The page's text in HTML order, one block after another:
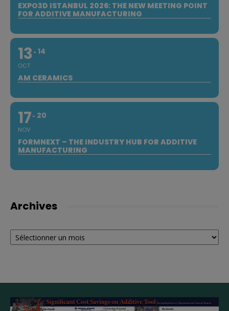
EXPO3D ISTANBUL 2026: THE NEW MEETING POINT
FOR ADDITIVE MANUFACTURING
13
OCT
14
AM CERAMICS
17
NOV
20
FORMNEXT – THE INDUSTRY HUB FOR ADDITIVE
MANUFACTURING
Archives
Archives